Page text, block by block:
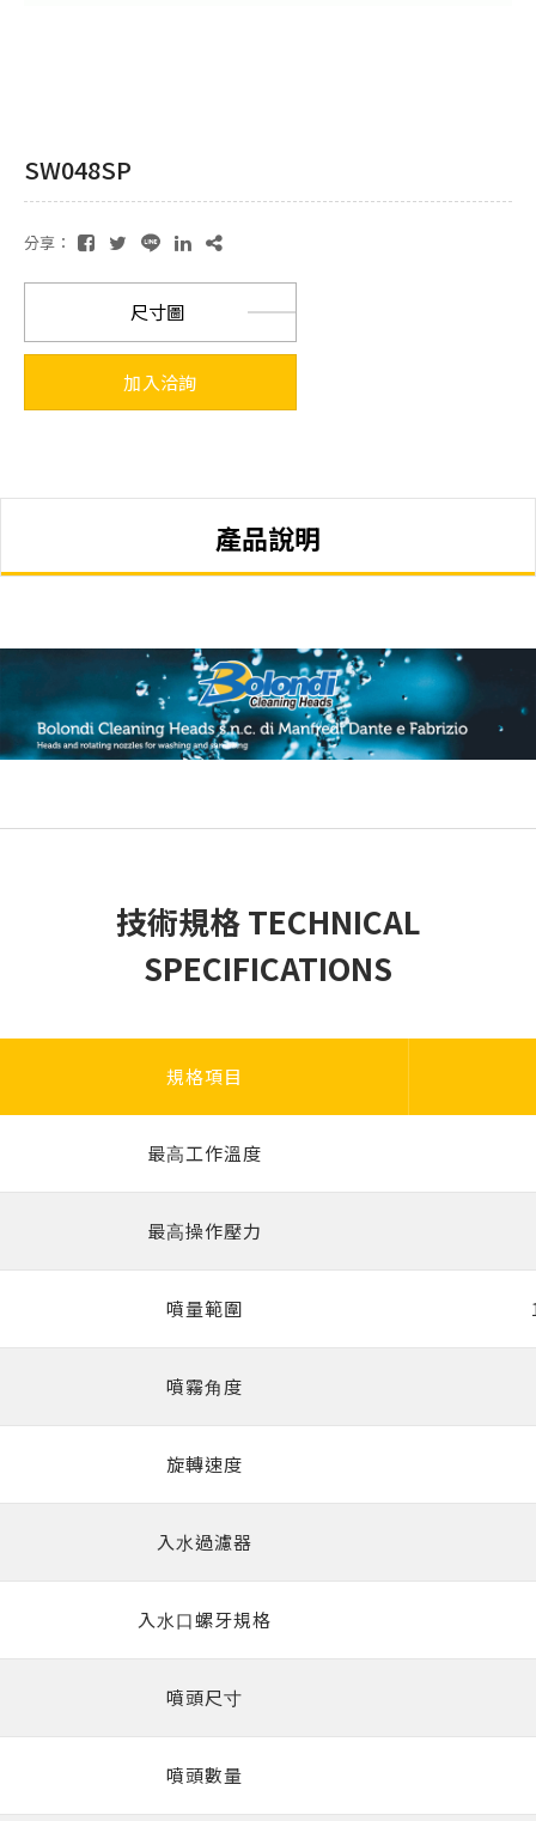
SW048SP
分享：
尺寸圖
加入洽詢
產品說明
技術規格 TECHNICAL
SPECIFICATIONS
規格項目
最⾼⼯作溫度
最⾼操作壓⼒
噴量範圍
噴霧⾓度
旋轉速度
入⽔過濾器
入⽔⼝螺牙規格
噴頭尺⼨
噴頭數量